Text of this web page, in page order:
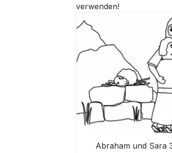
verwenden!
Abraham und Sara